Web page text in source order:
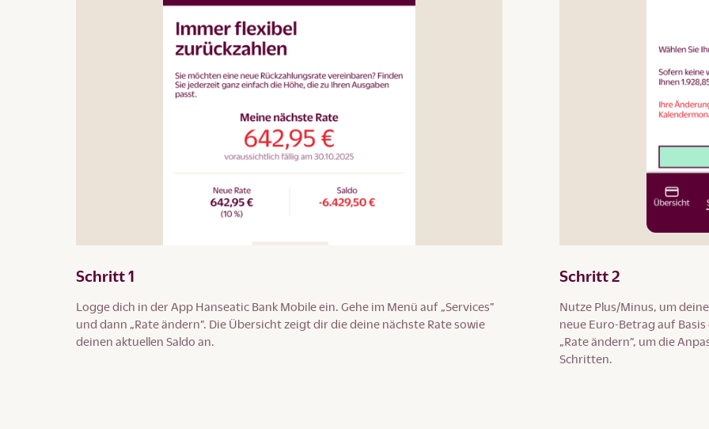
Schritt 1
Logge dich in der App Hanseatic Bank Mobile ein. Gehe im Menü auf „Services”
und dann „Rate ändern”. Die Übersicht zeigt dir die deine nächste Rate sowie
deinen aktuellen Saldo an.
Schritt 2
Nutze Plus/Minus, um
neue Euro-Betrag auf
„Rate ändern”, um die
Schritten.